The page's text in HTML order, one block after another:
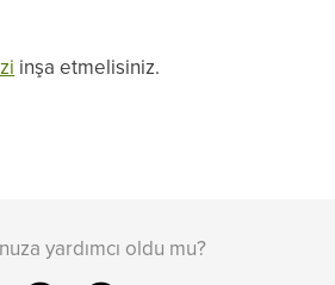
inşa etmelisiniz.
yardımcı oldu mu?